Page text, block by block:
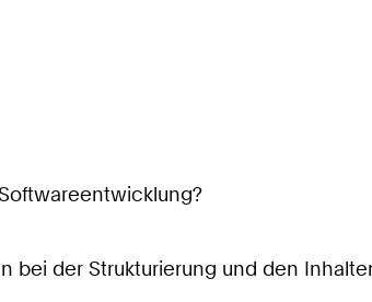
bei der Strukturierung und den